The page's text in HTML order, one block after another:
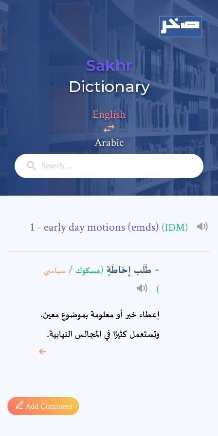
Sakhr
Dictionary
English
Arabic
- early day motions (emds) (IDM)
طَلَب إِحَاطَةٍ (مسكوك / سياسي
)
إعطاء خبر أو معلومة بموضوع معين،
وتستعمل كثيرًا في المجالس النيابية.
Add Comment
Add a comment
Full Name: *
Subject: *
Comment: *